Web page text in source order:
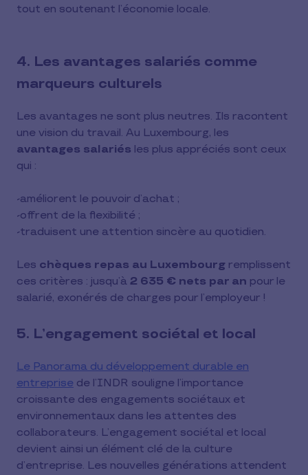
tout en soutenant l’économie locale.
4. Les avantages salariés comme
marqueurs culturels
Les avantages ne sont plus neutres. Ils racontent
une vision du travail. Au Luxembourg, les
avantages salariés les plus appréciés sont ceux
qui :
-améliorent le pouvoir d’achat ;
-offrent de la flexibilité ;
-traduisent une attention sincère au quotidien.
Les chèques repas au Luxembourg remplissent
ces critères : jusqu’à 2 635 € nets par an pour le
salarié, exonérés de charges pour l’employeur !
5. L’engagement sociétal et local
Le Panorama du développement durable en
entreprise de l’INDR souligne l’importance
croissante des engagements sociétaux et
environnementaux dans les attentes des
collaborateurs. L’engagement sociétal et local
devient ainsi un élément clé de la culture
d’entreprise. Les nouvelles générations attendent